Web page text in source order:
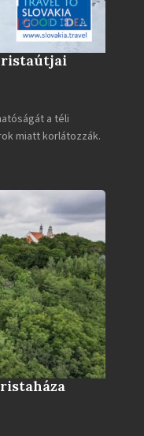
a téli
miatt korlátozzák.